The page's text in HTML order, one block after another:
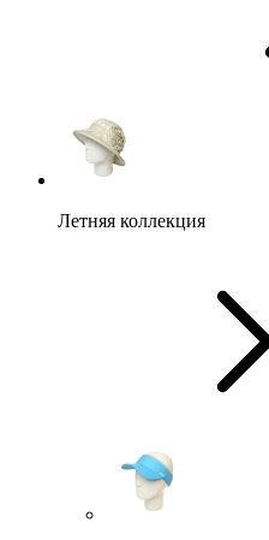
Летняя коллекция